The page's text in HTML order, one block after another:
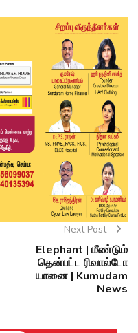
Next Post
Elephant | மீண்டும்
தென்பட்ட ரிவால்டோ
யானை | Kumudam
News